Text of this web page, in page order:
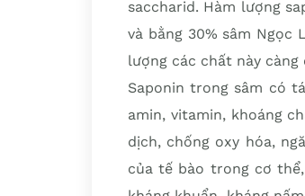
saccharid. Hàm lượng
và bằng 30% sâm Ngọc
lượng các chất này
Saponin trong sâm có
amin, vitamin, khoáng
dịch, chống oxy hóa,
của tế bào trong cơ